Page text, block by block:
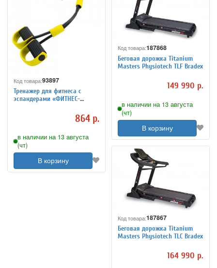
Код товара:93897
Тренажер для фитнеса с
эспандерами «ФИТНЕС-
864 р.
в наличии на 13 августа
(чт)
В корзину
Код товара:187868
Беговая дорожка Titanium
Masters Physiotech TLF Bradex
149 990 р.
в наличии на 13 августа
(чт)
В корзину
Код товара:187867
Беговая дорожка Titanium
Masters Physiotech TLC Bradex
164 990 р.